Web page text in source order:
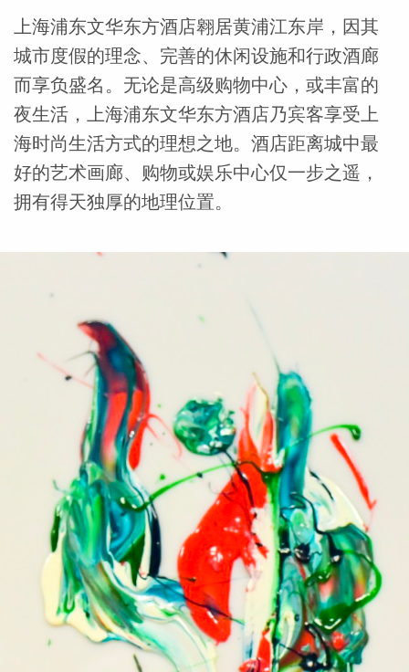
上海浦东文华东方酒店翱居黄浦江东岸，因其
城市度假的理念、完善的休闲设施和行政酒廊
而享负盛名。无论是高级购物中心，或丰富的
夜生活，上海浦东文华东方酒店乃宾客享受上
海时尚生活方式的理想之地。酒店距离城中最
好的艺术画廊、购物或娱乐中心仅一步之遥，
拥有得天独厚的地理位置。